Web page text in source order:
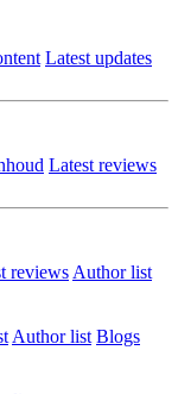
Latest updates
Latest reviews
reviews Author list
Author list Blogs